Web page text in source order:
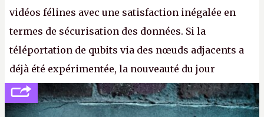
vidéos félines avec une satisfaction inégalée en
termes de sécurisation des données. Si la
téléportation de qubits via des nœuds adjacents a
déjà été expérimentée, la nouveauté du jour
concerne le recours à des nœuds distants, pour ne
pas dire un réseau quantique multimédia interactif